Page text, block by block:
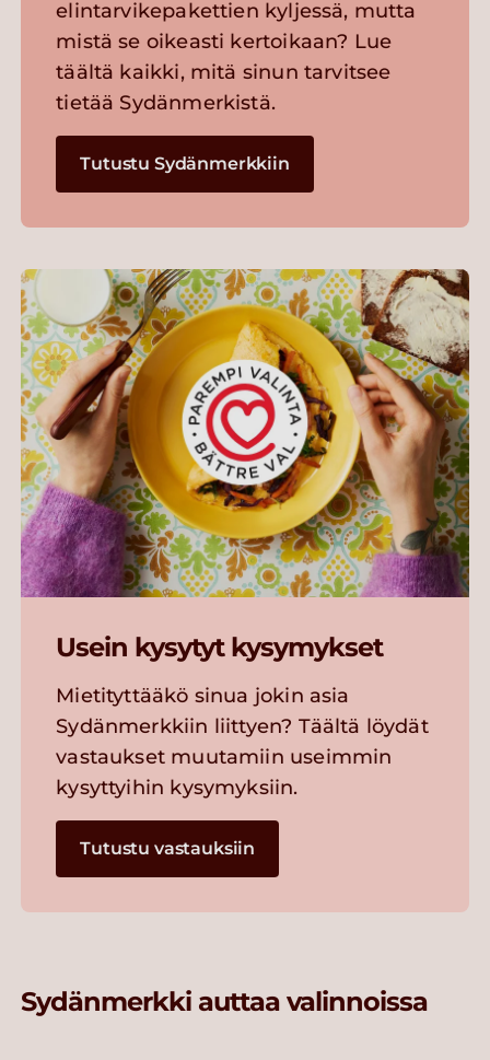
elintarvikepakettien kyljessä, mutta
mistä se oikeasti kertoikaan? Lue
täältä kaikki, mitä sinun tarvitsee
tietää Sydänmerkistä.
Tutustu Sydänmerkkiin
Usein kysytyt kysymykset
Mietityttääkö sinua jokin asia
Sydänmerkkiin liittyen? Täältä löydät
vastaukset muutamiin useimmin
kysyttyihin kysymyksiin.
Tutustu vastauksiin
Sydänmerkki auttaa valinnoissa